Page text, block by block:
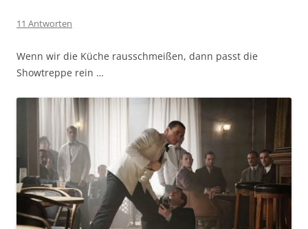
11 Antworten
Wenn wir die Küche rausschmeißen, dann passt die
Showtreppe rein …